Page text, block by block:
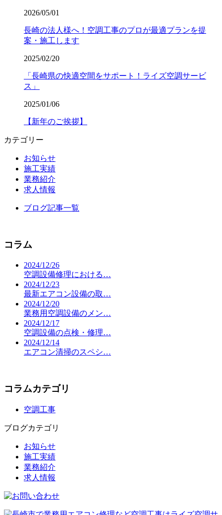
2026/05/01
長崎の法人様へ！空調工事のプロが最適プランを提
案・施工します
2025/02/20
「長崎県の快適空間をサポート！ライズ空調サービ
ス」
2025/01/06
【新年のご挨拶】
カテゴリー
お知らせ
施工実績
業務紹介
求人情報
ブログ記事一覧
コラム
2024/12/26
空調設備修理における…
2024/12/23
最新エアコン設備の取…
2024/12/20
業務用空調設備のメン…
2024/12/17
空調設備の点検・修理…
2024/12/14
エアコン清掃のスペシ…
コラムカテゴリ
空調工事
ブログカテゴリ
お知らせ
施工実績
業務紹介
求人情報